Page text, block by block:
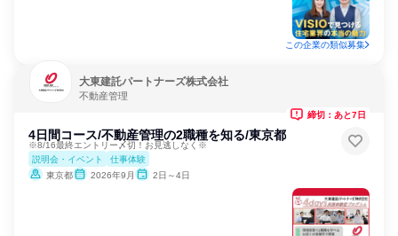
この企業の類似募集
大東建託パートナーズ株式会社
不動産管理
4日間コース/不動産管理の2職種を知る/東京都
※8/16最終エントリー〆切！お見逃しなく※
説明会・イベント
仕事体験
東京都
2026年9月 2日～4日
締切：あと7日